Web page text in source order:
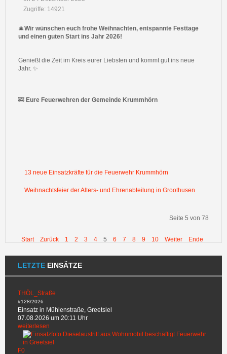
Zugriffe: 14921
🎄Wir wünschen euch frohe Weihnachten, entspannte Festtage
und einen guten Start ins Jahr 2026!
Genießt die Zeit im Kreis eurer Liebsten und kommt gut ins neue
Jahr. ✨
🚒 Eure Feuerwehren der Gemeinde Krummhörn
13 neue Einsatzkräfte für die Feuerwehr Krummhörn
Weihnachtsfeier der Alters- und Ehrenabteilung in Groothusen
Seite 5 von 78
Start Zurück 1 2 3 4 5 6 7 8 9 10 Weiter Ende
LETZTE EINSÄTZE
THÖL_Straße
#128/2026
Einsatz in Mühlenstraße, Greetsiel
07.08.2026 um 20:11 Uhr
weiterlesen
F0